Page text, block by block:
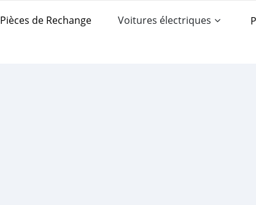
Pièces de Rechange Voitures électriques